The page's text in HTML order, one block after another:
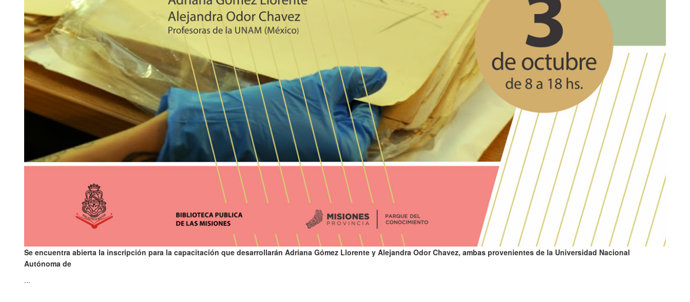
Se encuentra abierta la inscripción para la capacitación que desarrollarán Adriana Gómez Llorente y Alejandra Odor Chavez, ambas provenientes de la Universidad Nacional
Autónoma de
...